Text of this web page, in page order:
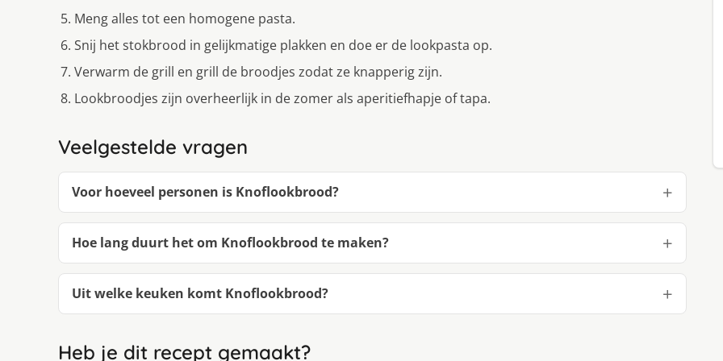
Meng alles tot een homogene pasta.
Snij het stokbrood in gelijkmatige plakken en doe er de lookpasta op.
Verwarm de grill en grill de broodjes zodat ze knapperig zijn.
Lookbroodjes zijn overheerlijk in de zomer als aperitiefhapje of tapa.
Veelgestelde vragen
Voor hoeveel personen is Knoflookbrood?
Hoe lang duurt het om Knoflookbrood te maken?
Uit welke keuken komt Knoflookbrood?
Heb je dit recept gemaakt?